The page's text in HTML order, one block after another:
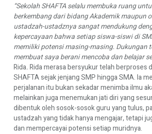
“Sekolah SHAFTA selalu membuka ruang
berkembang dari bidang Akademik maupun
ustadzah-ustadznya sangat mendukung
kepercayaan bahwa setiap siswa-siswi di
memiliki potensi masing-masing. Dukungan
membuat saya berani mencoba dan belajar
Rida.Rida merasa bersyukur telah berproses
SHAFTA sejak jenjang SMP hingga SMA. Ia
perjalanan itu bukan sekadar menimba ilmu
melainkan juga menemukan jati diri yang
dibentuk oleh sosok-sosok guru yang tulus,
ustadzah yang tidak hanya mengajar, tetapi
dan mempercayai potensi setiap muridnya.